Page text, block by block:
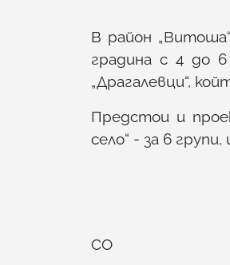
В район
градина с 4 до
„Драгалевци“,
Предстои и
село“ - за 6
СО